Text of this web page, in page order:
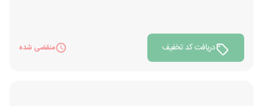
دریافت کد تخفیف منقضی شده